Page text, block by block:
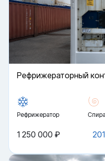
Рефрижераторный
Рефрижератор
1 250 000 ₽